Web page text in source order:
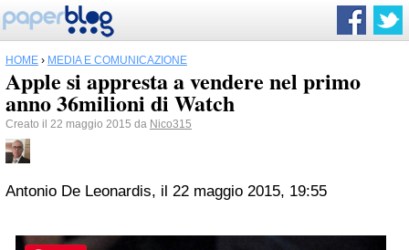
HOME › MEDIA E COMUNICAZIONE
Apple si appresta a vendere nel primo
anno 36milioni di Watch
Creato il 22 maggio 2015 da Nico315
Antonio De Leonardis, il 22 maggio 2015, 19:55